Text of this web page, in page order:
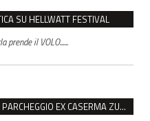
SU HELLWATT FESTIVAL
prende il VOLO......
REGGIO, IL COMUNE SI RIPRENDE IL PARCHEGGIO EX CASERMA ZUCCHI PER 4,6 MILIONI